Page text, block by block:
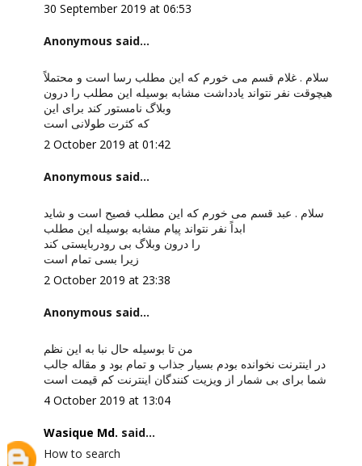
30 September 2019 at 06:53
Anonymous said...
سلام . غلام قسم می خورم که این مطلب رسا است و محتملاً
هیچوقت نفر نتواند یادداشت مشابه بوسیله این مطلب را درون
وبلاگ نامستور کند برای این
که کثرت طولانی است
2 October 2019 at 01:42
Anonymous said...
سلام . عبد قسم می خورم که این مطلب فصیح است و شاید
ابداً نفر نتواند پیام مشابه بوسیله این مطلب
را درون وبلاگ بی رودربایستی کند
زیرا بسی تمام است
2 October 2019 at 23:38
Anonymous said...
من تا بوسیله حال نبا به این نظم
در اینترنت نخوانده بودم بسیار جذاب و تمام بود و مقاله جالب
شما برای بی شمار از ویزیت کنندگان اینترنت کم قیمت است
4 October 2019 at 13:04
Wasique Md. said...
How to search